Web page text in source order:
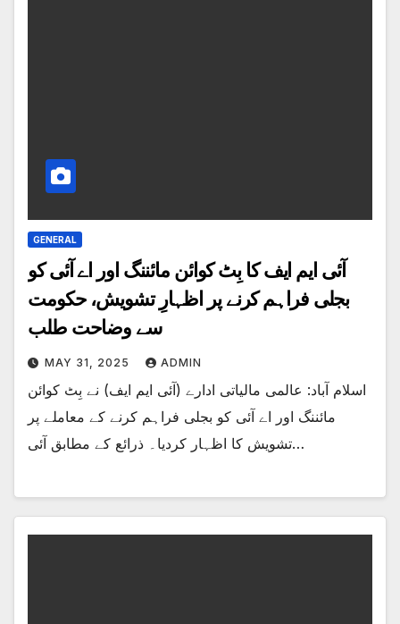
GENERAL
آئی ایم ایف کا بِٹ کوائن مائننگ اور اے آئی کو
بجلی فراہم کرنے پر اظہارِ تشویش، حکومت
سے وضاحت طلب
MAY 31, 2025 ADMIN
اسلام آباد: عالمی مالیاتی ادارے (آئی ایم ایف) نے بِٹ کوائن
مائننگ اور اے آئی کو بجلی فراہم کرنے کے معاملے پر
تشویش کا اظہار کردیا۔ ذرائع کے مطابق آئی…